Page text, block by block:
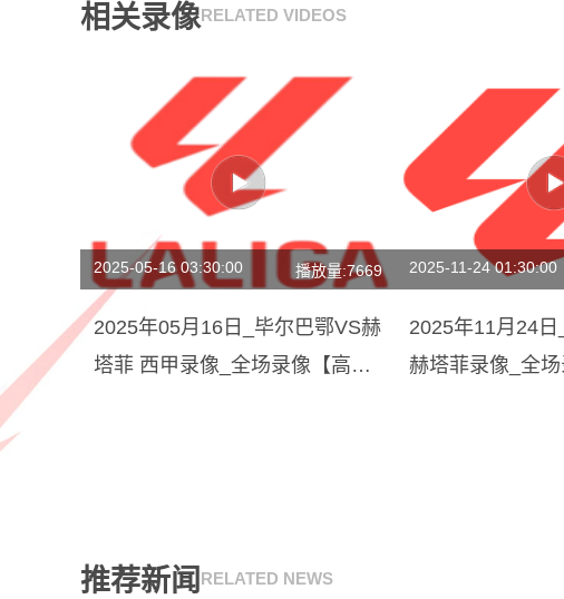
相关录像RELATED VIDEOS
2025-05-16 03:30:00 播放量:7669
2025年05月16日_毕尔巴鄂VS赫
塔菲 西甲录像_全场录像【高清
2025-11-24 01:30:00
2025年11月24
赫塔菲录像_全
推荐新闻 RELATED NEWS